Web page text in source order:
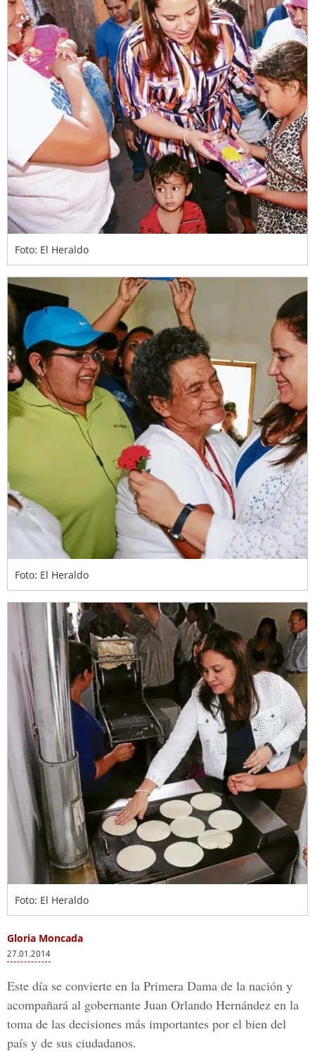
Foto: El Heraldo
Foto: El Heraldo
Foto: El Heraldo
Gloria Moncada
27.01.2014
Este día se convierte en la Primera Dama de la nación y
acompañará al gobernante Juan Orlando Hernández en la
toma de las decisiones más importantes por el bien del
país y de sus ciudadanos.